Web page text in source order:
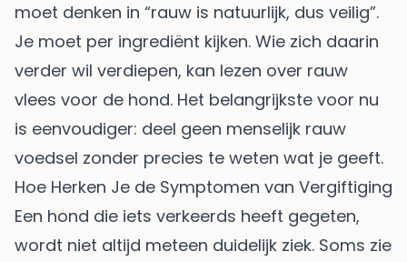
moet denken in “rauw is natuurlijk, dus veilig”.
Je moet per ingrediënt kijken. Wie zich daarin
verder wil verdiepen, kan lezen over rauw
vlees voor de hond. Het belangrijkste voor nu
is eenvoudiger: deel geen menselijk rauw
voedsel zonder precies te weten wat je geeft.
Hoe Herken Je de Symptomen van Vergiftiging
Een hond die iets verkeerds heeft gegeten,
wordt niet altijd meteen duidelijk ziek. Soms zie